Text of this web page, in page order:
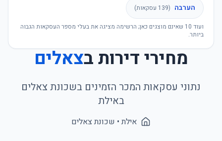
הערבה (
139 עסקאות)
ועוד 10 שאינם מוצגים כאן; הרשימה מציגה את בעלי מספר העסקאות הגבוה
ביותר.
מחירי דירות בצאלים
נתוני עסקאות המכר הזמינים בשכונתצאלים
באילת
אילת • שכונת צאלים